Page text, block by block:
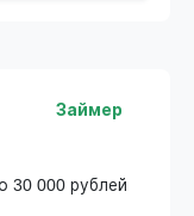
Займер
30 000 рублей